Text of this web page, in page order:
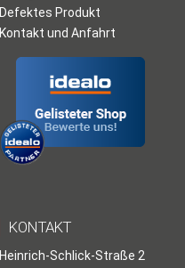
Defektes Produkt
Kontakt und Anfahrt
KONTAKT
Heinrich-Schlick-Straße 2